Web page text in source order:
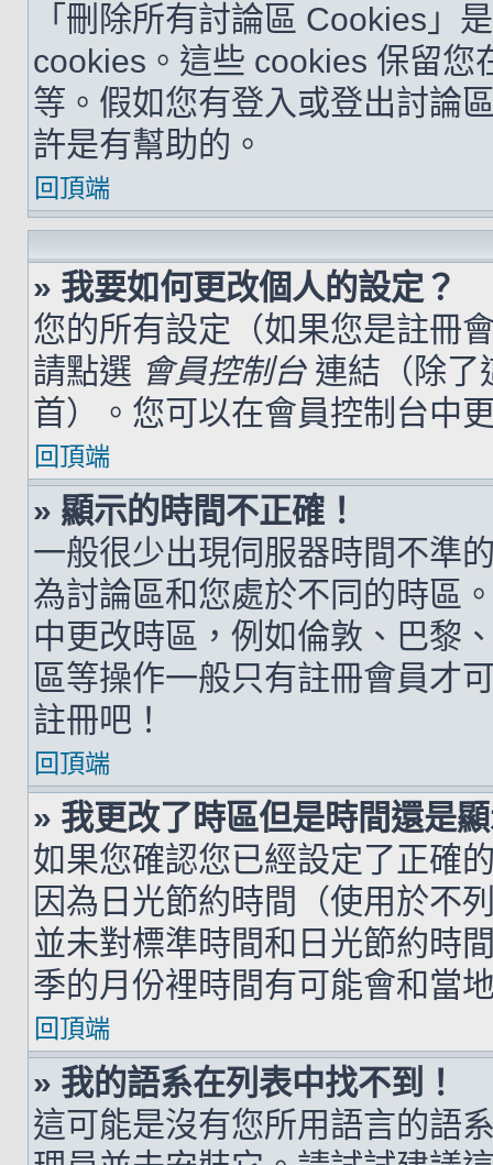
「刪除所有討論區 Cookies」
cookies。這些 cookies 保留您
等。假如您有登入或登出討論
許是有幫助的。
回頂端
» 我要如何更改個人的設定？
您的所有設定（如果您是註冊
請點選 會員控制台連結（除了
首）。您可以在會員控制台中
回頂端
» 顯示的時間不正確！
一般很少出現伺服器時間不準
為討論區和您處於不同的時區
中更改時區，例如倫敦、巴黎
區等操作一般只有註冊會員才
註冊吧！
回頂端
» 我更改了時區但是時間還是
如果您確認您已經設定了正確
因為日光節約時間（使用於不
並未對標準時間和日光節約時
季的月份裡時間有可能會和當
回頂端
» 我的語系在列表中找不到！
這可能是沒有您所用語言的語